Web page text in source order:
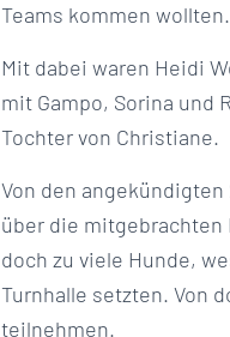
Teams kommen
Mit dabei waren Heidi
mit Gampo, Sorina und
Tochter von Christiane.
Von den
über die mitgebrachten
doch zu viele Hunde,
Turnhalle setzten. Von
teilnehmen.